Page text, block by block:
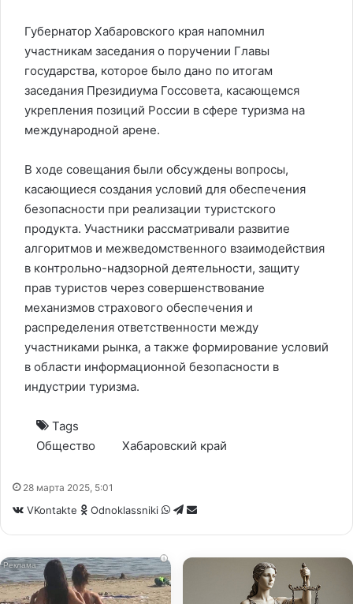
Губернатор Хабаровского края напомнил
участникам заседания о поручении Главы
государства, которое было дано по итогам
заседания Президиума Госсовета, касающемся
укрепления позиций России в сфере туризма на
международной арене.
В ходе совещания были обсуждены вопросы,
касающиеся создания условий для обеспечения
безопасности при реализации туристского
продукта. Участники рассматривали развитие
алгоритмов и межведомственного взаимодействия
в контрольно-надзорной деятельности, защиту
прав туристов через совершенствование
механизмов страхового обеспечения и
распределения ответственности между
участниками рынка, а также формирование условий
в области информационной безопасности в
индустрии туризма.
Tags
Общество
Хабаровский край
28 марта 2025, 5:01
VKontakte Odnoklassniki WhatsApp
Telegram
Share
i